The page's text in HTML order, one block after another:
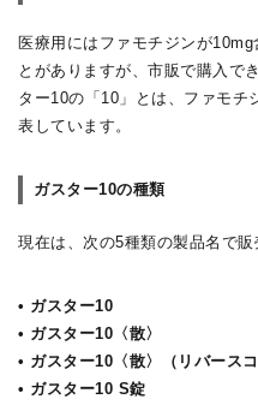
医療用にはファモチジンが
とがありますが、市販で購入で
ター10の「10」とは、ファモチ
表しています。
ガスター10の種類
現在は、次の5種類の製品名で販
• ガスター10
• ガスター10〈散〉
• ガスター10〈散〉（リバースコ
• ガスター10 S錠